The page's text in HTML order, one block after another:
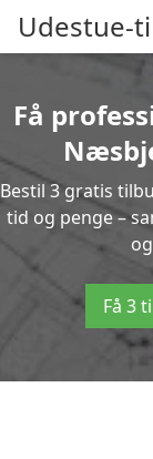
Udestue-
Få
Bestil 3 gratis
tid og penge –
Få 3